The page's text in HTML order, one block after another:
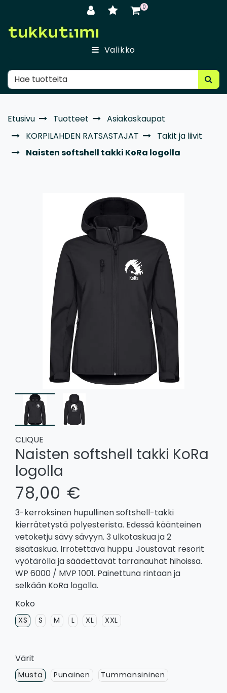
0
Valikko
Etusivu Tuotteet
Asiakaskaupat
KORPILAHDEN RATSASTAJAT
Takit ja liivit
Naisten softshell takki KoRa logolla
CLIQUE
Naisten softshell takki KoRa
logolla
78,00 €
3-kerroksinen hupullinen softshell-takki
kierrätetystä polyesterista. Edessä käänteinen
vetoketju sävy sävyyn. 3 ulkotaskua ja 2
sisätaskua. Irrotettava huppu. Joustavat resorit
vyötäröllä ja säädettävät tarranauhat hihoissa.
WP 6000 / MVP 1001. Painettuna rintaan ja
selkään KoRa logolla.
Koko
XS S M L XL XXL
Värit
Musta Punainen Tummansininen